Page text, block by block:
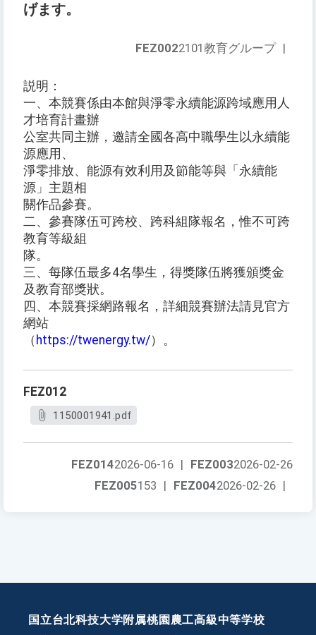
げます。
FEZ0022101教育グループ |
説明：
一、本競賽係由本館與淨零永續能源跨域應用人
才培育計畫辦
公室共同主辦，邀請全國各高中職學生以永續能
源應用、
淨零排放、能源有效利用及節能等與「永續能
源」主題相
關作品參賽。
二、參賽隊伍可跨校、跨科組隊報名，惟不可跨
教育等級組
隊。
三、每隊伍最多4名學生，得獎隊伍將獲頒獎金
及教育部獎狀。
四、本競賽採網路報名，詳細競賽辦法請見官方
網站
（ https://twenergy.tw/）。
FEZ012
1150001941.pdf
FEZ0032026-02-26
FEZ0142026-06-16 |
FEZ0042026-02-26 |
FEZ005153 |
国立台北科技大学附属桃園農工高級中等学校